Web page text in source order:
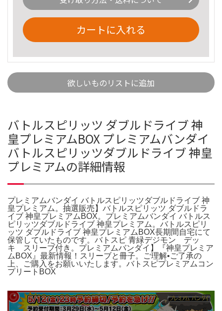
カートに入れる
欲しいものリストに追加
バトルスピリッツ ダブルドライブ 神
皇プレミアムBOX プレミアムバンダイ
バトルスピリッツダブルドライブ 神皇
プレミアムの詳細情報
プレミアムバンダイ バトルスピリッツダブルドライブ 神
皇プレミアム。抽選販売】バトルスピリッツ ダブルドラ
イブ 神皇プレミアムBOX。プレミアムバンダイ バトルス
ピリッツダブルドライブ 神皇プレミアム。バトルスピリ
ッツ ダブルドライブ 神皇プレミアムBOX長期間自宅にて
保管していたものです。バトスピ 青緑デジモン デッ
キ スリーブ付き。プレミアムバンダイ】『神皇プレミア
ムBOX』最新情報！スリーブと冊子。ご理解•ご了承の
上、ご購入をお願いいたします。バトスピプレミアムコン
プリートBOX